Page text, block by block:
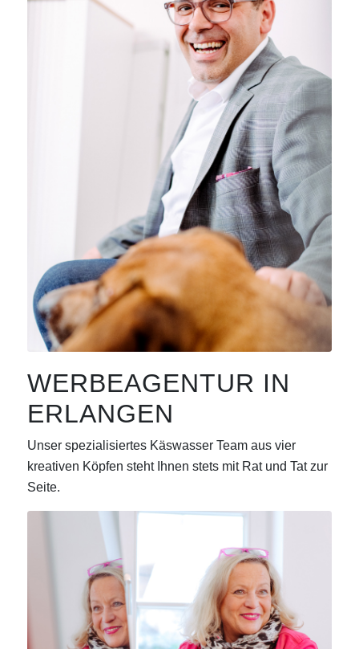
WERBEAGENTUR IN
ERLANGEN
Unser spezialisiertes Käswasser Team aus vier
kreativen Köpfen steht Ihnen stets mit Rat und Tat zur
Seite.